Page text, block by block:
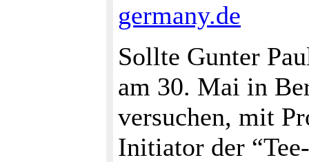
germany.de
Sollte Gunter
am 30. Mai in
versuchen, mit
Initiator der